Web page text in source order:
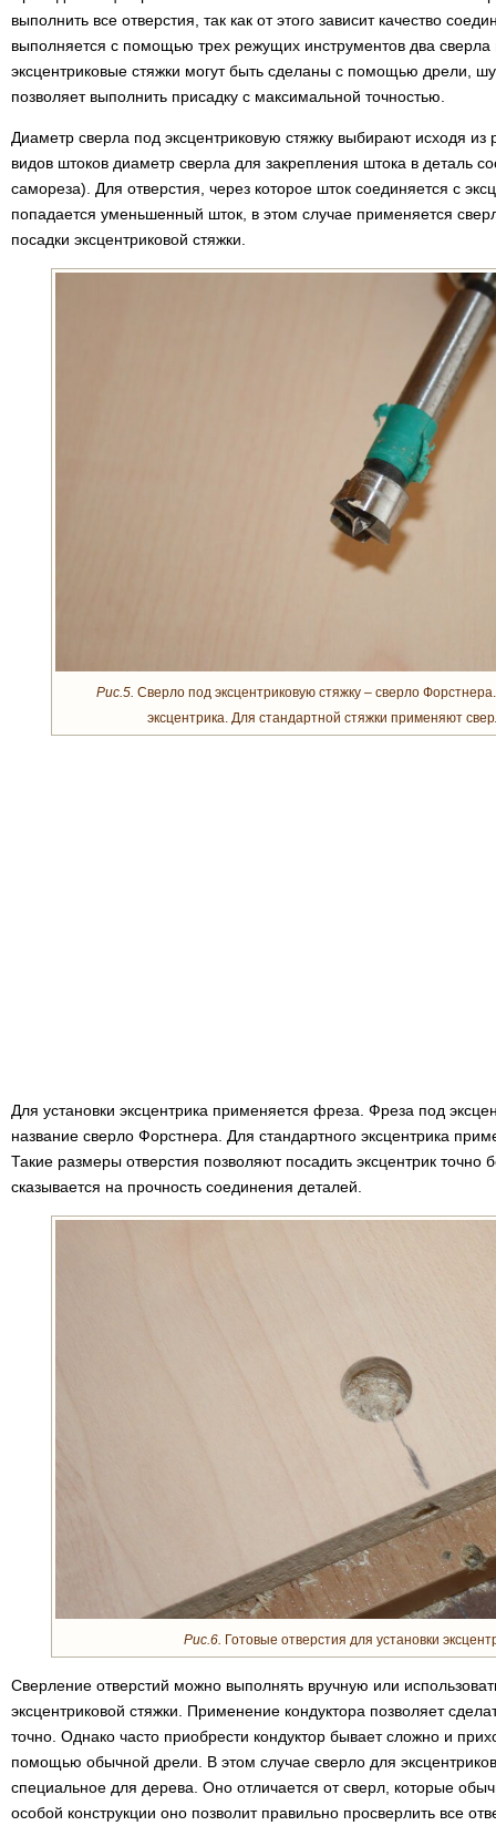
выполнить все отверстия, так как от этого зависит качество
выполняется с помощью трех режущих инструментов два
эксцентриковые стяжки могут быть сделаны с помощью дрели,
позволяет выполнить присадку с максимальной точностью.
Диаметр сверла под эксцентриковую стяжку выбирают исходя
видов штоков диаметр сверла для закрепления штока в деталь
самореза). Для отверстия, через которое шток соединяется с
попадается уменьшенный шток, в этом случае применяется
посадки эксцентриковой стяжки.
Рис.5. Сверло под эксцентриковую стяжку – сверло
эксцентрика. Для стандартной стяжки применяют
Для установки эксцентрика применяется фреза. Фреза под
название сверло Форстнера. Для стандартного эксцентрика
Такие размеры отверстия позволяют посадить эксцентрик точно
сказывается на прочность соединения деталей.
Рис.6. Готовые отверстия для установки
Сверление отверстий можно выполнять вручную или
эксцентриковой стяжки. Применение кондуктора позволяет
точно. Однако часто приобрести кондуктор бывает сложно и
помощью обычной дрели. В этом случае сверло для
специальное для дерева. Оно отличается от сверл, которые
особой конструкции оно позволит правильно просверлить все